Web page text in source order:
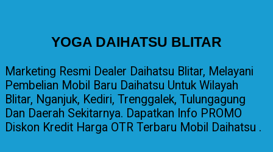
YOGA DAIHATSU BLITAR
Marketing Resmi Dealer Daihatsu Blitar, Melayani
Pembelian Mobil Baru Daihatsu Untuk Wilayah
Blitar, Nganjuk, Kediri, Trenggalek, Tulungagung
Dan Daerah Sekitarnya. Dapatkan Info PROMO
Diskon Kredit Harga OTR Terbaru Mobil Daihatsu .